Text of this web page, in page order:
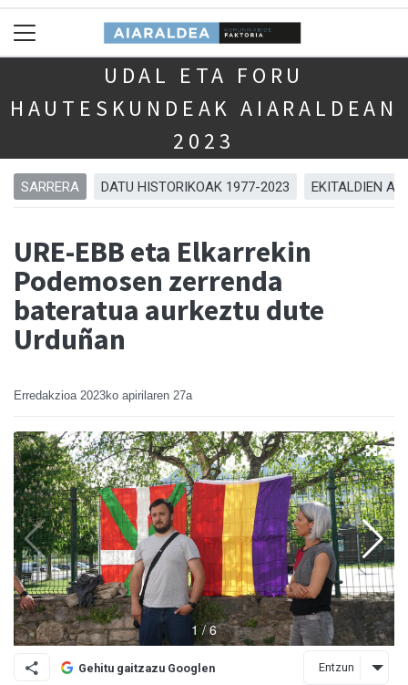
UDAL ETA FORU
HAUTESKUNDEAK AIARALDEAN
2023
SARRERA DATU HISTORIKOAK 1977-2023 EKITALDIEN
URE-EBB eta Elkarrekin
Podemosen zerrenda
bateratua aurkeztu dute
Urduñan
Erredakzioa 2023ko apirilaren 27a
Gehitu gaitzazu Googlen Entzun